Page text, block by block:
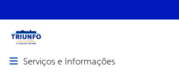
Abrir menu principal de navegação
Serviços e Informações